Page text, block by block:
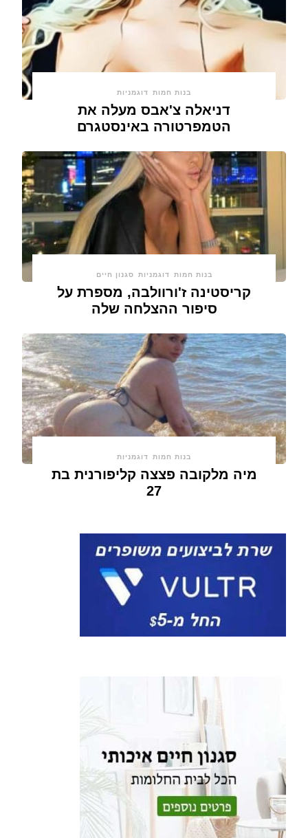
בנות חמות דוגמניות
דניאלה צ'אבס מעלה את
הטמפרטורה באינסטגרם
בנות חמות דוגמניות סגנון חיים
קריסטינה ז'ורוולבה, מספרת על
סיפור ההצלחה שלה
בנות חמות דוגמניות
מיה מלקובה פצצה קליפורנית בת
27